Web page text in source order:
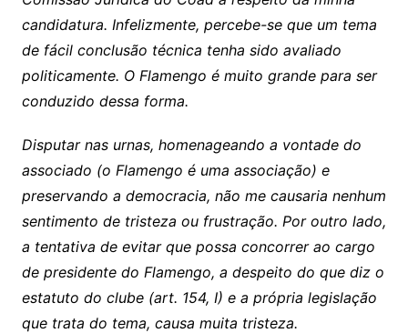
candidatura. Infelizmente, percebe-se que um tema
de fácil conclusão técnica tenha sido avaliado
politicamente. O Flamengo é muito grande para ser
conduzido dessa forma.
Disputar nas urnas, homenageando a vontade do
associado (o Flamengo é uma associação) e
preservando a democracia, não me causaria nenhum
sentimento de tristeza ou frustração. Por outro lado,
a tentativa de evitar que possa concorrer ao cargo
de presidente do Flamengo, a despeito do que diz o
estatuto do clube (art. 154, I) e a própria legislação
que trata do tema, causa muita tristeza.